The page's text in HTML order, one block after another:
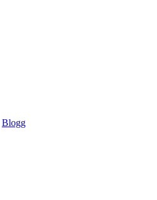
Blogg